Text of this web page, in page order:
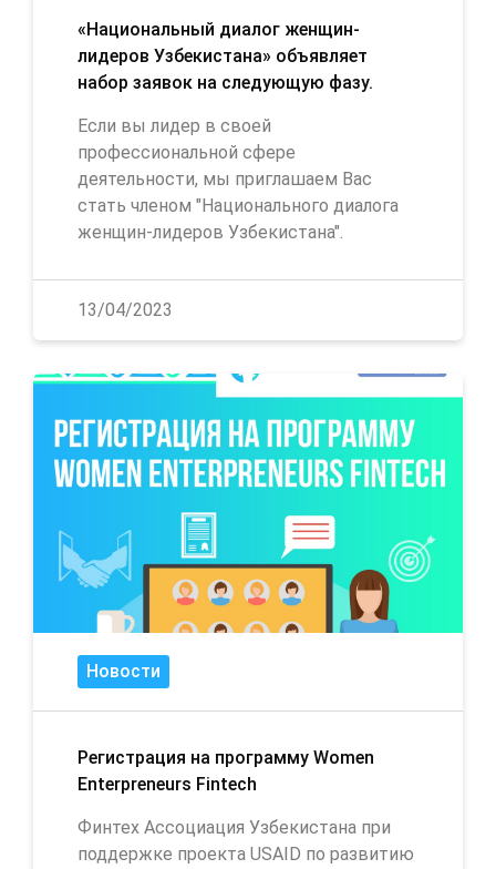
«Национальный диалог женщин-
лидеров Узбекистана» объявляет
набор заявок на следующую фазу.
Если вы лидер в своей
профессиональной сфере
деятельности, мы приглашаем Вас
стать членом "Национального диалога
женщин-лидеров Узбекистана".
13/04/2023
Новости
Регистрация на программу Women
Enterpreneurs Fintech
Финтех Ассоциация Узбекистана при
поддержке проекта USAID по развитию